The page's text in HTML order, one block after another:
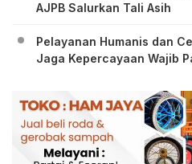
AJPB Salurkan Tali Asih
Pelayanan Humanis dan
Jaga Kepercayaan Wajib